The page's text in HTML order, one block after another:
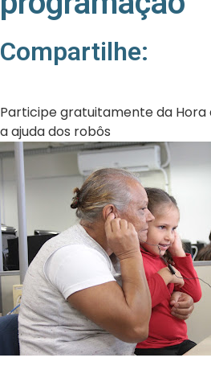
Compartilhe:
Participe gratuitamente da Hora
a ajuda dos robôs